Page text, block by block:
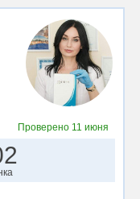
Проверено 11 июня